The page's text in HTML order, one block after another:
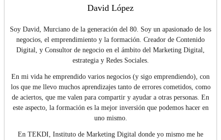
David López
Soy David, Murciano de la generación del 80. Soy un apasionado de los
negocios, el emprendimiento y la formación. Creador de Contenido
Digital, y Consultor de negocio en el ámbito del Marketing Digital,
estrategia y Redes Sociales.
En mi vida he emprendido varios negocios (y sigo emprendiendo), con
los que me llevo muchos aprendizajes tanto de errores cometidos, como
de aciertos, que me valen para compartir y ayudar a otras personas. En
este aspecto, la formación es la mejor inversión que podemos hacer en
uno mismo.
En TEKDI, Instituto de Marketing Digital donde yo mismo me he